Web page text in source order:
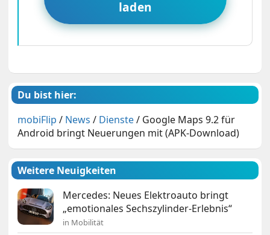
laden
Du bist hier:
mobiFlip / News / Dienste/ Google Maps 9.2 für
Android bringt Neuerungen mit (APK-Download)
Weitere Neuigkeiten
Mercedes: Neues Elektroauto bringt
„emotionales Sechszylinder-Erlebnis“
in Mobilität